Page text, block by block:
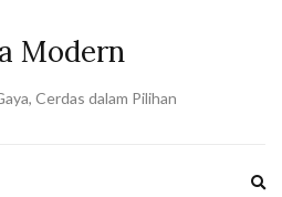
Modern
Cerdas dalam Pilihan